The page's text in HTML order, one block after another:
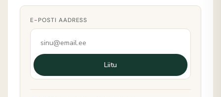
E-POSTI AADRESS
Liitu